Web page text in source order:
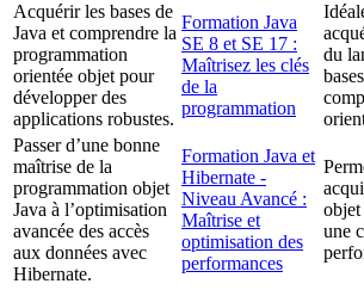
Acquérir les bases de
Java et comprendre la
programmation
orientée objet pour
développer des
applications robustes.
Formation Java
SE 8 et SE 17 :
Maîtrisez les clés
de la
programmation
du
Passer d’une bonne
maîtrise de la
programmation objet
Java à l’optimisation
avancée des accès
aux données avec
Hibernate.
Formation Java et
Hibernate -
Niveau Avancé :
Maîtrise et
optimisation des
performances
objet
une